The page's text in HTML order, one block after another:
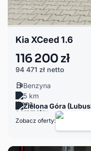
Kia XCeed 1.6
116 200 zł
94 471 zł netto
Benzyna
5 km
Zielona Góra
Zobacz oferty: